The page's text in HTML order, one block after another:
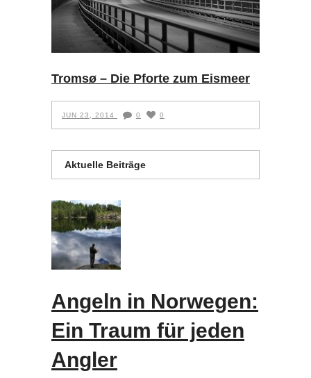
Tromsø – Die Pforte zum Eismeer
JUN 23, 2014 0 0
Aktuelle Beiträge
Angeln in Norwegen:
Ein Traum für jeden
Angler